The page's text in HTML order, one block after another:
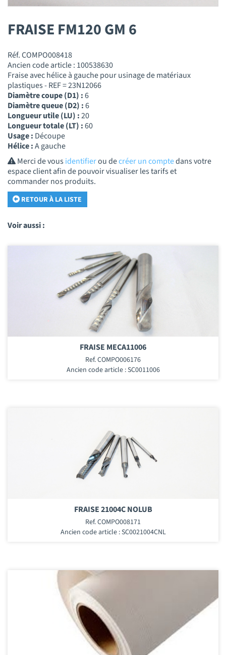
FRAISE FM120 GM 6
Réf. COMPO008418
Ancien code article : 100538630
Fraise avec hélice à gauche pour usinage de matériaux
plastiques - REF = 23N12066
Diamètre coupe (D1) :6
Diamètre queue (D2) :6
Longueur utile (LU) :20
Longueur totale (LT) :60
Usage : Découpe
Hélice :A gauche
Merci de vousidentifierou decréer un comptedans votre
espace client afin de pouvoir visualiser les tarifs et
commander nos produits.
RETOUR À LA LISTE
Voir aussi :
FRAISE MECA11006
Ref. COMPO006176
Ancien code article : SC0011006
FRAISE 21004C NOLUB
Ref. COMPO008171
Ancien code article : SC0021004CNL